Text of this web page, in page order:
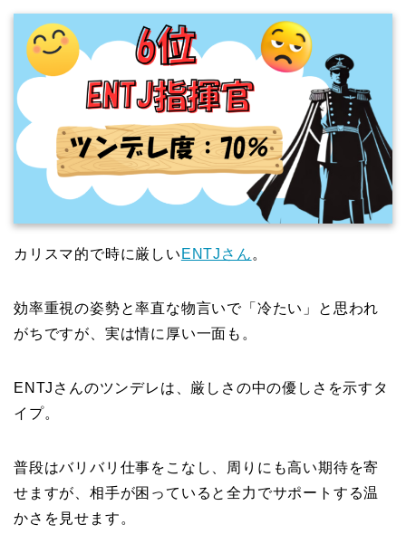
カリスマ的で時に厳しい ENTJさん 。
効率重視の姿勢と率直な物言いで「冷たい」と思われ
がちですが、実は情に厚い一面も。
ENTJさんのツンデレは、厳しさの中の優しさを示すタ
イプ。
普段はバリバリ仕事をこなし、周りにも高い期待を寄
せますが、相手が困っていると全力でサポートする温
かさを見せます。